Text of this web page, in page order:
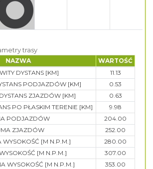
trasy
NAZWA
WARTOŚĆ
DYSTANS [KM]
11.13
PODJAZDÓW [KM]
0.53
ZJAZDÓW [KM]
0.63
PO PŁASKIM TERENIE [KM]
9.98
PODJAZDÓW
204.00
ZJAZDÓW
252.00
WYSOKOŚĆ [M N.P.M.]
280.00
[M N.P.M.]
307.00
WYSOKOŚĆ [M N.P.M.]
353.00